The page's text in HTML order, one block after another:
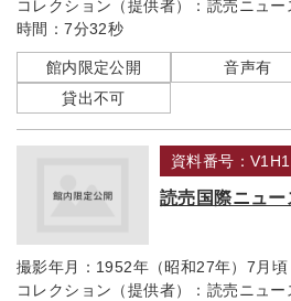
コレクション（提供者）： 読売ニュー
時間：7分32秒
館内限定公開
音声有
貸出不可
資料番号：
読売国際ニュ
撮影年月： 1952年（昭和27年）7月頃
コレクション（提供者）： 読売ニュー